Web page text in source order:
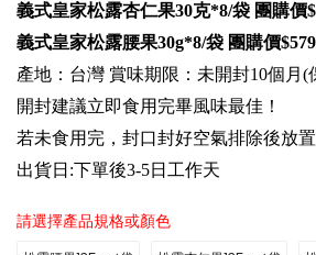
義式皇家松露杏仁果30克*8/袋 團購價
義式皇家松露腰果30g*8/袋 團購價
產地：台灣 賞味期限：未開封10個月
開封建議立即食用完畢風味最佳！
若未食用完，封口封好空氣排除後放
出貨日:下單後3-5日工作天
請選擇產品規格或顏色